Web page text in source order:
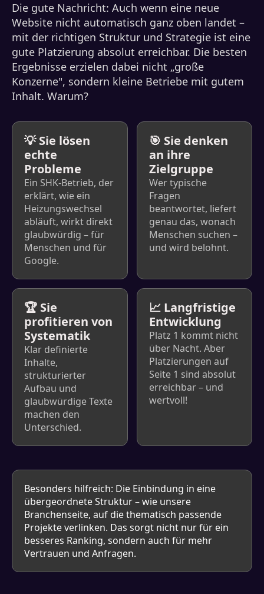
Die gute Nachricht: Auch wenn eine neue
Website nicht automatisch ganz oben landet –
mit der richtigen Struktur und Strategie ist eine
gute Platzierung absolut erreichbar. Die besten
Ergebnisse erzielen dabei nicht „große
Konzerne", sondern kleine Betriebe mit gutem
Inhalt. Warum?
💡 Sie lösen
echte
Probleme
Ein SHK-Betrieb, der
erklärt, wie ein
Heizungswechsel
abläuft, wirkt direkt
glaubwürdig – für
Menschen und für
Google.
🎯 Sie denken
an ihre
Zielgruppe
Wer typische
Fragen
beantwortet, liefert
genau das, wonach
Menschen suchen –
und wird belohnt.
🏆 Sie
profitieren von
Systematik
Klar definierte
Inhalte,
strukturierter
Aufbau und
glaubwürdige Texte
machen den
Unterschied.
📈 Langfristige
Entwicklung
Platz 1 kommt nicht
über Nacht. Aber
Platzierungen auf
Seite 1 sind absolut
erreichbar – und
wertvoll!
Besonders hilfreich: Die Einbindung in eine
übergeordnete Struktur – wie unsere
Branchenseite, auf die thematisch passende
Projekte verlinken. Das sorgt nicht nur für ein
besseres Ranking, sondern auch für mehr
Vertrauen und Anfragen.